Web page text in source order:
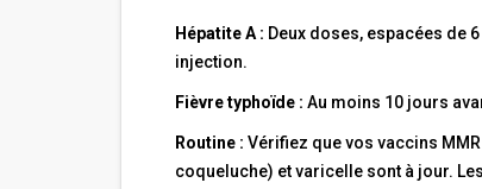
Hépatite A : Deux doses, espacées de
injection.
Fièvre typhoïde : Au moins 10 jours
Routine : Vérifiez que vos vaccins
coqueluche) et varicelle sont à jour.